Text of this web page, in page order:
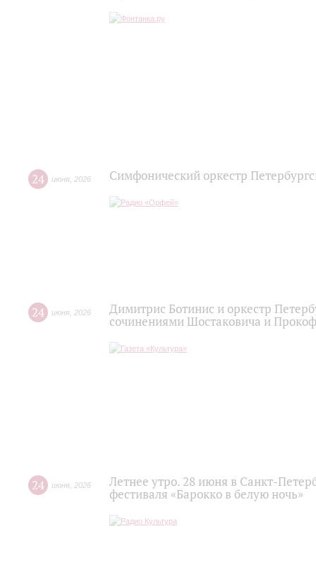
24 июня 2026 Симфонический оркестр
24 июня 2026
Димитрис Ботинис и оркестр
сочинениями Шостаковича и
24 июня 2026
Летнее утро. 28 июня в Санкт-
фестиваля «Барокко в белую ночь»